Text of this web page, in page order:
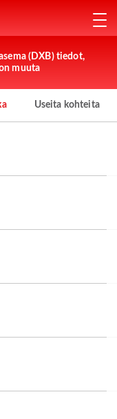
(DXB) tiedot,
muuta
Useita kohteita